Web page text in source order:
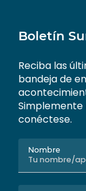
Boletín
Reciba las
bandeja de
conéctese.
Nombre